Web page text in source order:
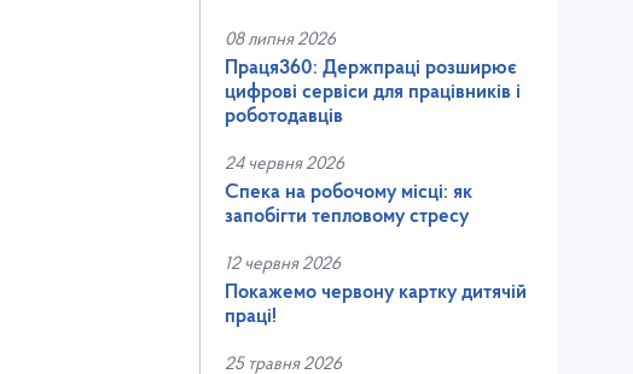
08 липня 2026
Праця360: Держпраці розширює
цифрові сервіси для працівників і
роботодавців
24 червня 2026
Спека на робочому місці: як
запобігти тепловому стресу
12 червня 2026
Покажемо червону картку дитячій
праці!
25 травня 2026